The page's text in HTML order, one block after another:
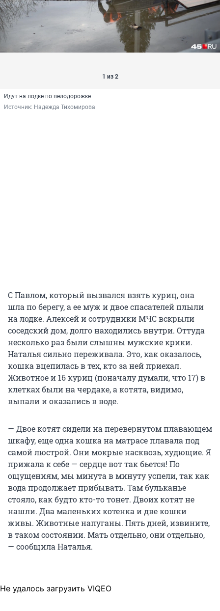
1 из 2
Идут на лодке по велодорожке
Источник: Надежда Тихомирова
С Павлом, который вызвался взять куриц, она
шла по берегу, а ее муж и двое спасателей плыли
на лодке. Алексей и сотрудники МЧС вскрыли
соседский дом, долго находились внутри. Оттуда
несколько раз были слышны мужские крики.
Наталья сильно переживала. Это, как оказалось,
кошка вцепилась в тех, кто за ней приехал.
Животное и 16 куриц (поначалу думали, что 17) в
клетках были на чердаке, а котята, видимо,
выпали и оказались в воде.
— Двое котят сидели на перевернутом плавающем
шкафу, еще одна кошка на матрасе плавала под
самой люстрой. Они мокрые насквозь, худющие. Я
прижала к себе — сердце вот так бьется! По
ощущениям, мы минута в минуту успели, так как
вода продолжает прибывать. Там бульканье
стояло, как будто кто-то тонет. Двоих котят не
нашли. Два маленьких котенка и две кошки
живы. Животные напуганы. Пять дней, извините,
в таком состоянии. Мать отдельно, они отдельно,
— сообщила Наталья.
Не удалось загрузить VIQEO